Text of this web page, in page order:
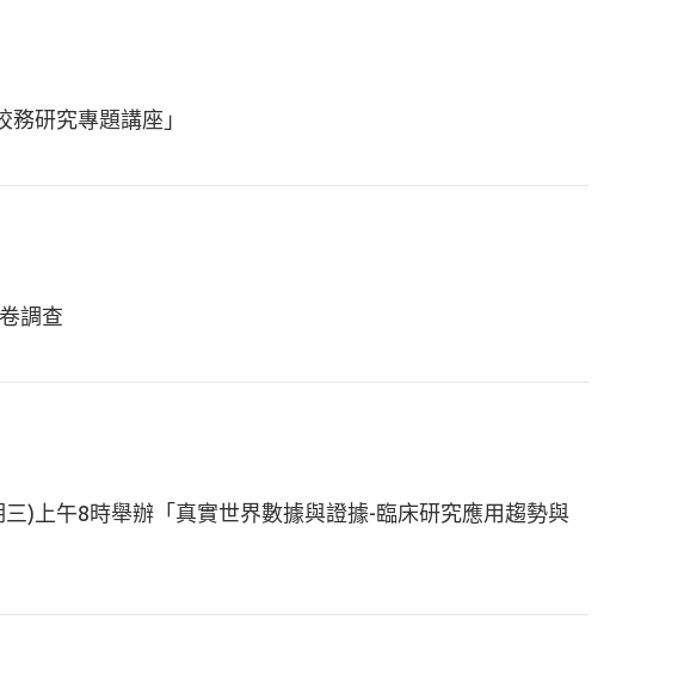
務研究專題講座」
調查
)上午8時舉辦「真實世界數據與證據-臨床研究應用趨勢與